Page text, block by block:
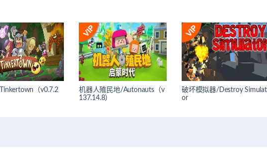
（v0.7.2
机器人殖民地/Autonauts（v
137.14.8）
破坏模拟器/Destroy Simulat
or